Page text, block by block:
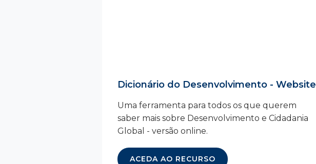
Dicionário do Desenvolvimento - Website
Uma ferramenta para todos os que querem
saber mais sobre Desenvolvimento e Cidadania
Global - versão online.
ACEDA AO RECURSO